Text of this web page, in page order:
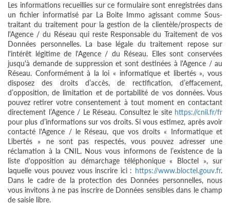
Les informations recueillies sur ce formulaire sont enregistrées dans
un fichier informatisé par La Boite Immo agissant comme Sous-
traitant du traitement pour la gestion de la clientèle/prospects de
l'Agence / du Réseau qui reste Responsable du Traitement de vos
Données personnelles. La base légale du traitement repose sur
l'intérêt légitime de l'Agence / du Réseau. Elles sont conservées
jusqu'à demande de suppression et sont destinées à l'Agence / au
Réseau. Conformément à la loi « informatique et libertés », vous
disposez des droits d’accès, de rectification, d’effacement,
d’opposition, de limitation et de portabilité de vos données. Vous
pouvez retirer votre consentement à tout moment en contactant
directement l’Agence / Le Réseau. Consultez le site https://cnil.fr/fr
pour plus d’informations sur vos droits. Si vous estimez, après avoir
contacté l'Agence / le Réseau, que vos droits « Informatique et
Libertés » ne sont pas respectés, vous pouvez adresser une
réclamation à la CNIL. Nous vous informons de l’existence de la
liste d'opposition au démarchage téléphonique « Bloctel », sur
laquelle vous pouvez vous inscrire ici : https://www.bloctel.gouv.fr.
Dans le cadre de la protection des Données personnelles, nous
vous invitons à ne pas inscrire de Données sensibles dans le champ
de saisie libre.